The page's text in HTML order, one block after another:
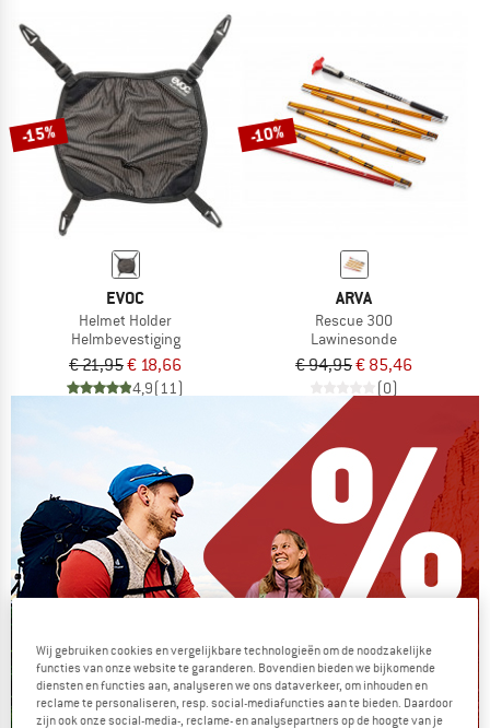
-15%
EVOC
Helmet Holder
Helmbevestiging
€ 21,95€ 18,66
4,9(11)
-10%
ARVA
Rescue 300
Lawinesonde
€ 94,95€ 85,46
(0)
Wij gebruiken cookies en vergelijkbare technologieën om de noodzakelijke
functies van onze website te garanderen. Bovendien bieden we bijkomende
diensten en functies aan, analyseren we ons dataverkeer, om inhouden en
reclame te personaliseren, resp. social-mediafuncties aan te bieden. Daardoor
zijn ook onze social-media-, reclame- en analysepartners op de hoogte van je